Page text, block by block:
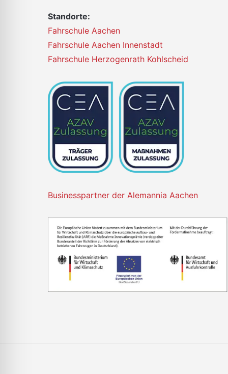
Standorte:
Fahrschule Aachen
Fahrschule Aachen Innenstadt
Fahrschule Herzogenrath Kohlscheid
Businesspartner der Alemannia Aachen